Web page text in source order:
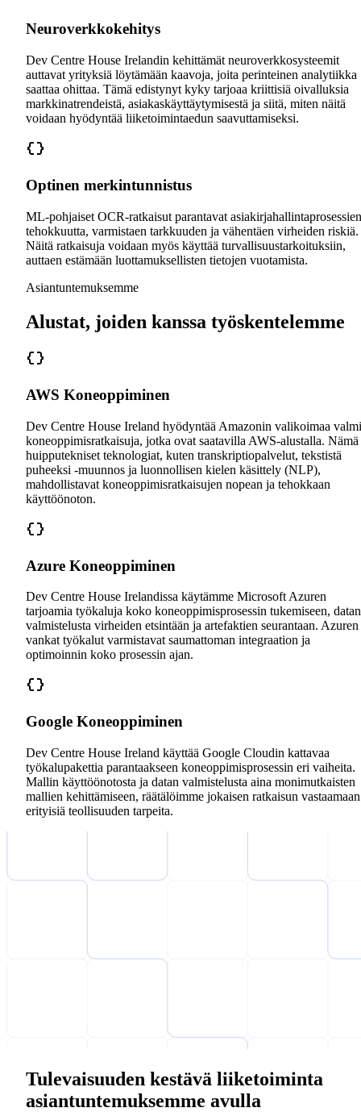
Neuroverkkokehitys
Dev Centre House Irelandin kehittämät neuroverkkosysteemit
auttavat yrityksiä löytämään kaavoja, joita perinteinen analytiikka
saattaa ohittaa. Tämä edistynyt kyky tarjoaa kriittisiä oivalluksia
markkinatrendeistä, asiakaskäyttäytymisestä ja siitä, miten näitä
voidaan hyödyntää liiketoimintaedun saavuttamiseksi.
Optinen merkintunnistus
ML-pohjaiset OCR-ratkaisut parantavat asiakirjahallintaprosessien
tehokkuutta, varmistaen tarkkuuden ja vähentäen virheiden riskiä.
Näitä ratkaisuja voidaan myös käyttää turvallisuustarkoituksiin,
auttaen estämään luottamuksellisten tietojen vuotamista.
Asiantuntemuksemme
Alustat, joiden kanssa työskentelemme
AWS Koneoppiminen
Dev Centre House Ireland hyödyntää Amazonin valikoimaa
koneoppimisratkaisuja, jotka ovat saatavilla AWS-alustalla. Nämä
huipputekniset teknologiat, kuten transkriptiopalvelut, tekstistä
puheeksi -muunnos ja luonnollisen kielen käsittely (NLP),
mahdollistavat koneoppimisratkaisujen nopean ja tehokkaan
käyttöönoton.
Azure Koneoppiminen
Dev Centre House Irelandissa käytämme Microsoft Azuren
tarjoamia työkaluja koko koneoppimisprosessin tukemiseen, datan
valmistelusta virheiden etsintään ja artefaktien seurantaan. Azuren
vankat työkalut varmistavat saumattoman integraation ja
optimoinnin koko prosessin ajan.
Google Koneoppiminen
Dev Centre House Ireland käyttää Google Cloudin kattavaa
työkalupakettia parantaakseen koneoppimisprosessin eri vaiheita.
Mallin käyttöönotosta ja datan valmistelusta aina monimutkaisten
mallien kehittämiseen, räätälöimme jokaisen ratkaisun vastaamaan
erityisiä teollisuuden tarpeita.
Tulevaisuuden kestävä liiketoiminta
asiantuntemuksemme avulla